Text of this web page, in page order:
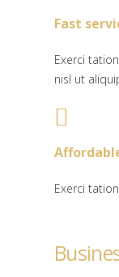
Fast
Exerci
nisl ut
Exerci